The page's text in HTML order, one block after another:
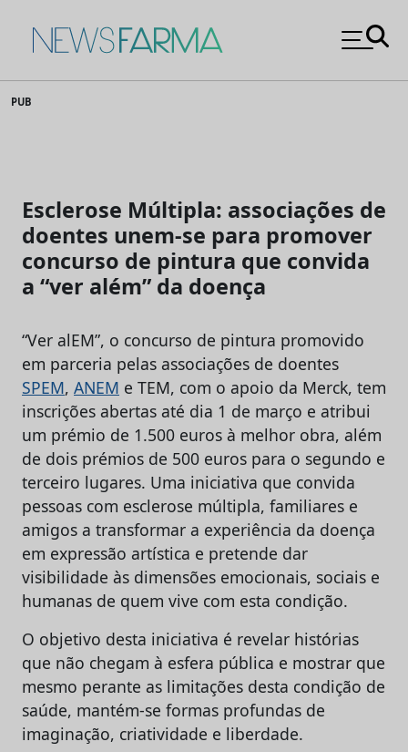
to
News Farma
PUB
Esclerose Múltipla: associações de
doentes unem-se para promover
concurso de pintura que convida
a “ver além” da doença
“Ver alEM”, o concurso de pintura promovido
em parceria pelas associações de doentes
SPEM, ANEM e TEM, com o apoio da Merck, tem
inscrições abertas até dia 1 de março e atribui
um prémio de 1.500 euros à melhor obra, além
de dois prémios de 500 euros para o segundo e
terceiro lugares. Uma iniciativa que convida
pessoas com esclerose múltipla, familiares e
amigos a transformar a experiência da doença
em expressão artística e pretende dar
visibilidade às dimensões emocionais, sociais e
humanas de quem vive com esta condição.
O objetivo desta iniciativa é revelar histórias
que não chegam à esfera pública e mostrar que
mesmo perante as limitações desta condição de
saúde, mantém-se formas profundas de
imaginação, criatividade e liberdade.